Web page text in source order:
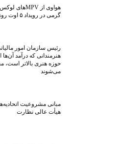
گرمی در رویداد ۵ اوت رونمایی کرد
رئیس سازمان امور
هنرمندانی که درآمد
حوزه هنری بالاتر است،
می‌شوند
مبانی مشروعیت
هیأت عالی نظارت